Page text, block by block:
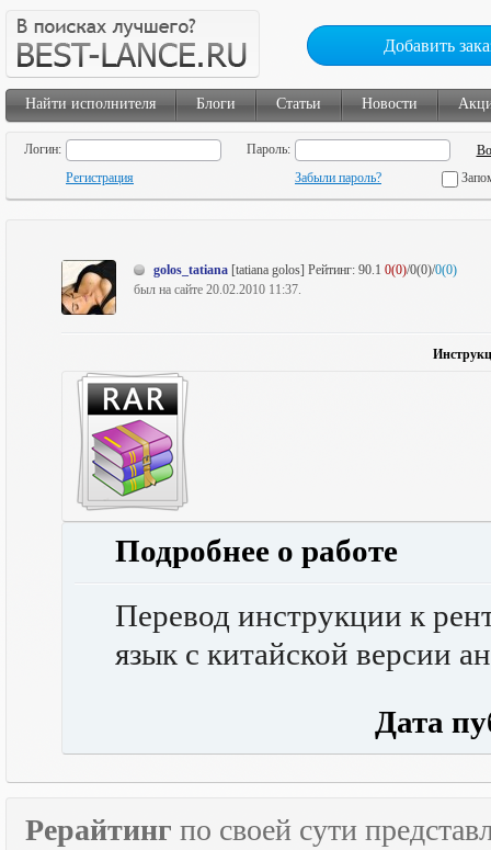
Добавить
Найти исполнителя Блоги Статьи Новости
Логин:
Пароль:
Регистрация
Забыли пароль?
golos_tatiana [tatiana golos] Рейтинг: 90.1 0(0)/0(0)/0(0)
был на сайте 20.02.2010 11:37.
Подробнее о работе
Перевод инструкции к
язык с китайской версии
Дата
Рерайтинг по своей сути